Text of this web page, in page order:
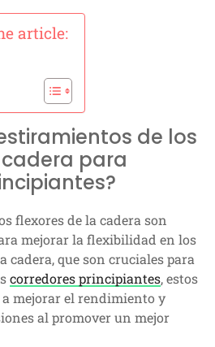
article:
de los
para
flexores de la cadera son
mejorar la flexibilidad en los
cadera, que son cruciales para
corredores principiantes, estos
mejorar el rendimiento y
al promover un mejor